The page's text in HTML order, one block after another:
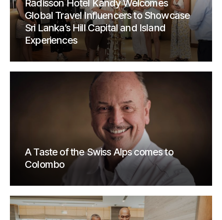
Radisson Hotel Kandy Welcomes
Global Travel Influencers to Showcase
Sri Lanka’s Hill Capital and Island
Experiences
A Taste of the Swiss Alps comes to
Colombo